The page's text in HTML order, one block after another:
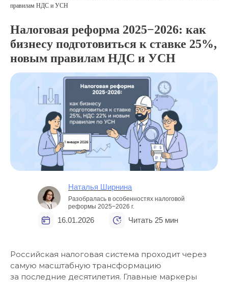
правилам НДС и УСН
Налоговая реформа 2025−2026: как
бизнесу подготовиться к ставке 25%,
новым правилам НДС и УСН
16.01.2026 Читать 25 мин
Разобралась в особенностях налоговой
реформы 2025−2026 г.
Наталья Ширнина
Российская налоговая система проходит через
самую масштабную трансформацию
за последние десятилетия. Главные маркеры